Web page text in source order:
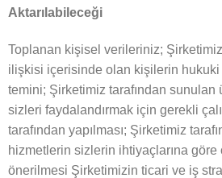
Aktarılabileceği
Toplanan kişisel verileriniz;
ilişkisi içerisinde olan kişilerin
temini; Şirketimiz tarafından sunulan
sizleri faydalandırmak için gerekli
tarafından yapılması; Şirketimiz
hizmetlerin sizlerin ihtiyaçlarına
önerilmesi Şirketimizin ticari ve iş